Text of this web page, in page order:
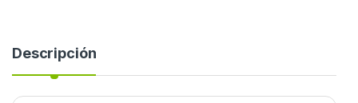
Descripción